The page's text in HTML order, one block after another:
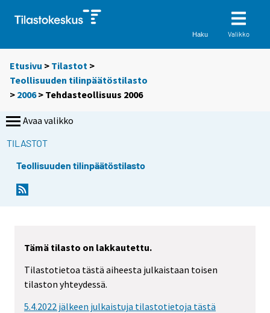
Haku Valikko
Etusivu > Tilastot >
Teollisuuden tilinpäätöstilasto
> 2006> Tehdasteollisuus 2006
Avaa valikko
TILASTOT
Teollisuuden tilinpäätöstilasto
Tämä tilasto on lakkautettu.
Tilastotietoa tästä aiheesta julkaistaan toisen
tilaston yhteydessä.
5.4.2022 jälkeen julkaistuja tilastotietoja tästä